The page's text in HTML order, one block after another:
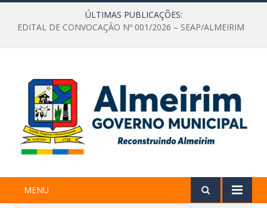
ÚLTIMAS PUBLICAÇÕES:
EDITAL DE CONVOCAÇÃO Nº 001/2026 – SEAP/ALMEIRIM
MENU